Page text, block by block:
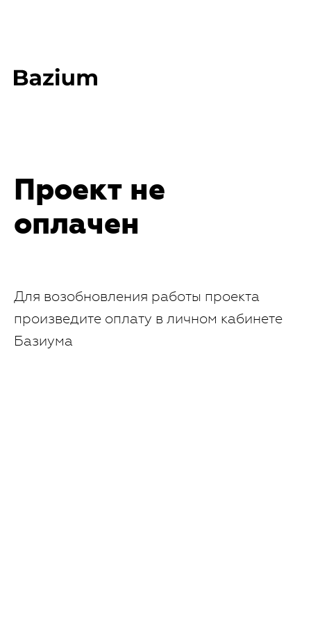
Проект не
оплачен
Для возобновления работы проекта
произведите оплату в личном кабинете
Базиума